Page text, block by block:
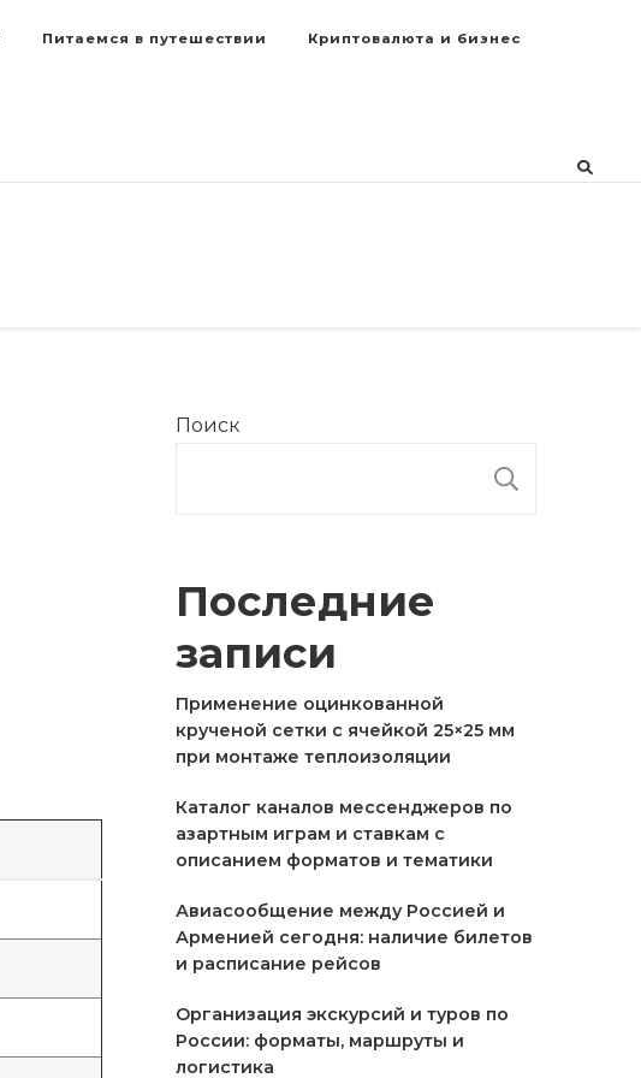
Питаемся в путешествии Криптовалюта и бизнес
Поиск
Последние
записи
Применение оцинкованной
крученой сетки с ячейкой 25×25 мм
при монтаже теплоизоляции
Каталог каналов мессенджеров по
азартным играм и ставкам с
описанием форматов и тематики
Авиасообщение между Россией и
Арменией сегодня: наличие билетов
и расписание рейсов
Организация экскурсий и туров по
России: форматы, маршруты и
логистика